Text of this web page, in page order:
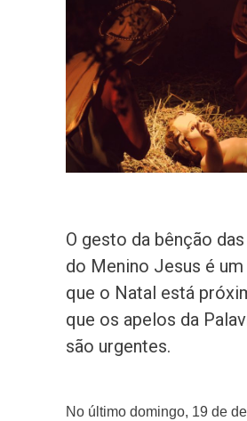
O gesto da bênção
do Menino Jesus é um
que o Natal está
que os apelos da
são urgentes.
No último domingo, 19 de